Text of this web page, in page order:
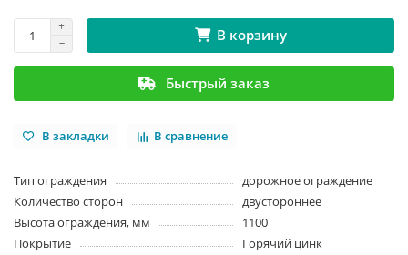
В корзину
Быстрый заказ
В закладки В сравнение
Тип ограждения
дорожное ограждение
Количество сторон
двустороннее
Высота ограждения, мм
1100
Покрытие
Горячий цинк